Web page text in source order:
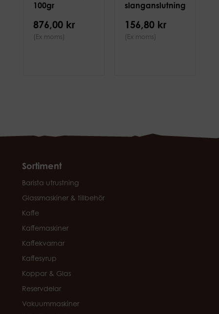
100gr
876,00 kr
(Ex moms)
slanganslutning
156,80 kr
(Ex moms)
Sortiment
Barista utrustning
Glassmaskiner & tillbehör
Kaffe
Kaffemaskiner
Kaffekvarnar
Kaffesyrup
Koppar & Glas
Reservdelar
Vakuummaskiner